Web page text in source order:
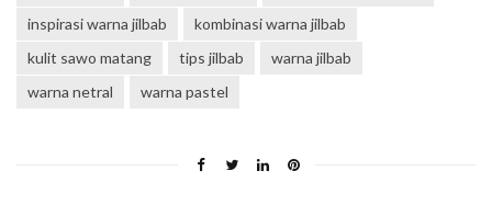
inspirasi warna jilbab
kombinasi warna jilbab
kulit sawo matang
tips jilbab
warna jilbab
warna netral
warna pastel